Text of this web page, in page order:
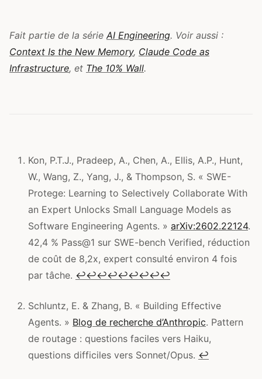
Fait partie de la série AI Engineering. Voir aussi :
Context Is the New Memory, Claude Code as
Infrastructure, et The 10% Wall.
Kon, P.T.J., Pradeep, A., Chen, A., Ellis, A.P., Hunt,
W., Wang, Z., Yang, J., & Thompson, S. « SWE-
Protege: Learning to Selectively Collaborate With
an Expert Unlocks Small Language Models as
Software Engineering Agents. » arXiv:2602.22124.
42,4 % Pass@1 sur SWE-bench Verified, réduction
de coût de 8,2x, expert consulté environ 4 fois
par tâche. ↩↩↩↩↩↩↩↩↩
Schluntz, E. & Zhang, B. « Building Effective
Agents. » Blog de recherche d’Anthropic. Pattern
de routage : questions faciles vers Haiku,
questions difficiles vers Sonnet/Opus. ↩